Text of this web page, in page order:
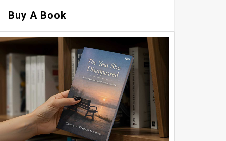
Buy A Book